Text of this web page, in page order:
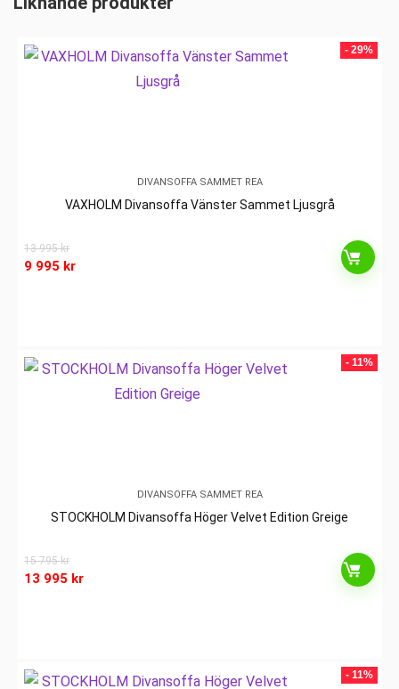
- 29%
DIVANSOFFA SAMMET REA
VAXHOLM Divansoffa Vänster Sammet Ljusgrå
13 995kr
9 995 kr
- 11%
DIVANSOFFA SAMMET REA
STOCKHOLM Divansoffa Höger Velvet Edition Greige
15 795kr
13 995 kr
- 11%